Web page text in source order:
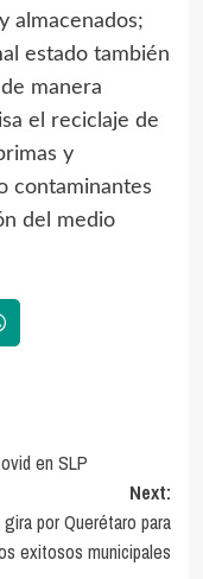
almacenados;
estado también
manera
el reciclaje de
y
contaminantes
del medio
en SLP
Next:
por Querétaro para
exitosos municipales